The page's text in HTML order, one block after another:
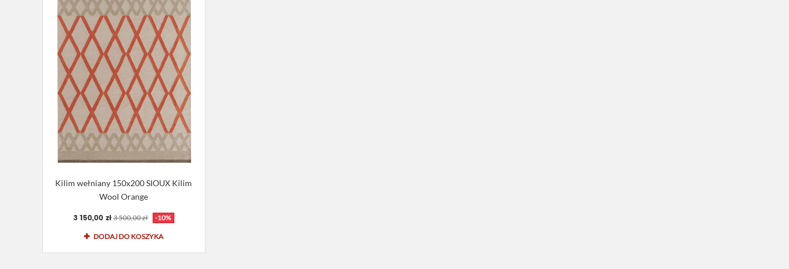
Kilim wełniany 150x200 SIOUX Kilim
Wool Orange
3 150,00 zł 3 500,00 zł -10%
DODAJ DO KOSZYKA